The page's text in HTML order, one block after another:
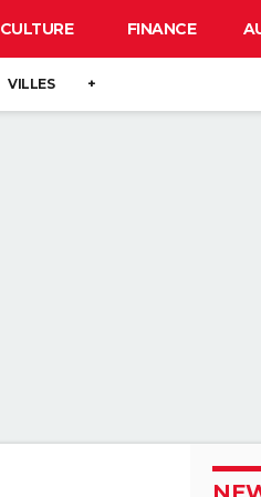
CULTURE FINANCE
VILLES +